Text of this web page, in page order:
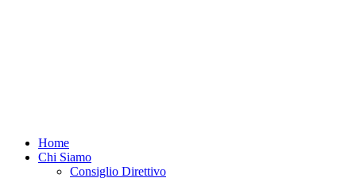
Menu
Home
Chi Siamo
Consiglio Direttivo